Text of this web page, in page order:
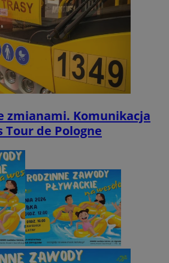
zmianami. Komunikacja
Tour de Pologne